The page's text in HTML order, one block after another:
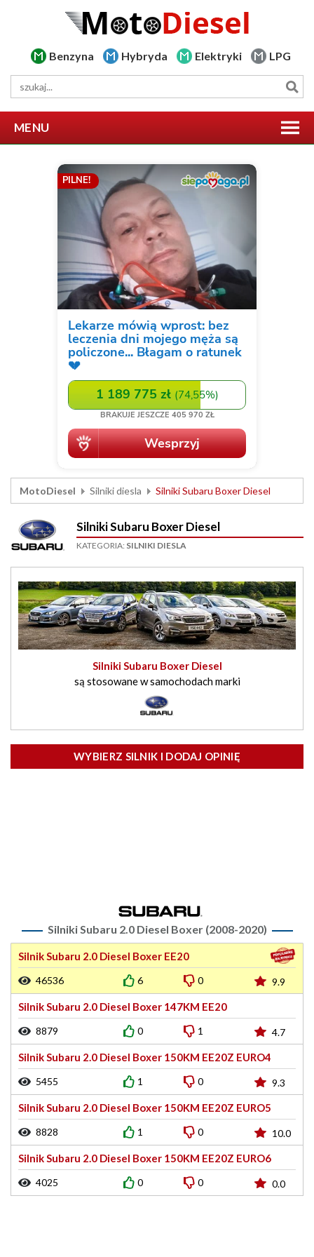
Benzyna Hybryda Elektryki LPG
MENU
MotoDiesel Silniki diesla Silniki Subaru Boxer Diesel
Silniki Subaru Boxer Diesel
KATEGORIA: SILNIKI DIESLA
Silniki Subaru Boxer Diesel
są stosowane w samochodach marki
WYBIERZ SILNIK I DODAJ OPINIĘ
Silniki Subaru 2.0 Diesel Boxer (2008-2020)
Silnik Subaru 2.0 Diesel Boxer EE20
46536 6 0 9.9
Silnik Subaru 2.0 Diesel Boxer 147KM EE20
8879 0 1 4.7
Silnik Subaru 2.0 Diesel Boxer 150KM EE20Z EURO4
5455 1 0 9.3
Silnik Subaru 2.0 Diesel Boxer 150KM EE20Z EURO5
8828 1 0 10.0
Silnik Subaru 2.0 Diesel Boxer 150KM EE20Z EURO6
4025 0 0 0.0